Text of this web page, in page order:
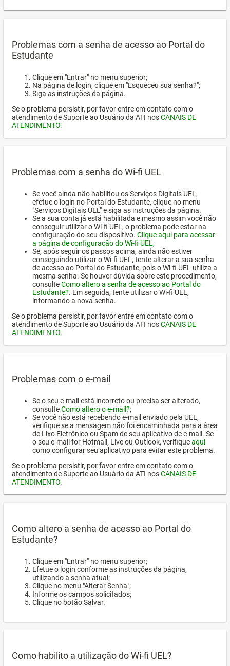
Problemas com a senha de acesso ao Portal do
Estudante
Clique em "Entrar" no menu superior;
Na página de login, clique em "Esqueceu sua senha?";
Siga as instruções da página.
Se o problema persistir, por favor entre em contato com o
atendimento de Suporte ao Usuário da ATI nosCANAIS DE
ATENDIMENTO.
Problemas com a senha do Wi-fi UEL
Se você ainda não habilitou os Serviços Digitais UEL,
efetue o login no Portal do Estudante, clique no menu
"Serviços Digitais UEL" e siga as instruções da página.
Se a sua conta já está habilitada e mesmo assim você não
conseguir utilizar o Wi-fi UEL, o problema pode estar na
configuração do seu dispositivo. Clique aqui para acessar
a página de configuração do Wi-fi UEL ;
Se, após seguir os passos acima, ainda não estiver
conseguindo utilizar o Wi-fi UEL, tente alterar a sua senha
de acesso ao Portal do Estudante, pois o Wi-fi UEL utiliza a
mesma senha. Se houver dúvida sobre este procedimento,
consulteComo altero a senha de acesso ao Portal do
Estudante?. Em seguida, tente utilizar o Wi-fi UEL,
informando a nova senha.
Se o problema persistir, por favor entre em contato com o
atendimento de Suporte ao Usuário da ATI nosCANAIS DE
ATENDIMENTO.
Problemas com o e-mail
Se o seu e-mail está incorreto ou precisa ser alterado,
consulteComo altero o e-mail?;
Se você não está recebendo e-mail enviado pela UEL,
verifique se a mensagem não foi encaminhada para a área
de Lixo Eletrônico ou Spam de seu aplicativo de e-mail. Se
o seu e-mail for Hotmail, Live ou Outlook, verifiqueaqui
como configurar seu aplicativo para evitar este problema.
Se o problema persistir, por favor entre em contato com o
atendimento de Suporte ao Usuário da ATI nosCANAIS DE
ATENDIMENTO.
Como altero a senha de acesso ao Portal do
Estudante?
Clique em "Entrar" no menu superior;
Efetue o login conforme as instruções da página,
utilizando a senha atual;
Clique no menu "Alterar Senha";
Informe os campos solicitados;
Clique no botão Salvar.
Como habilito a utilização do Wi-fi UEL?